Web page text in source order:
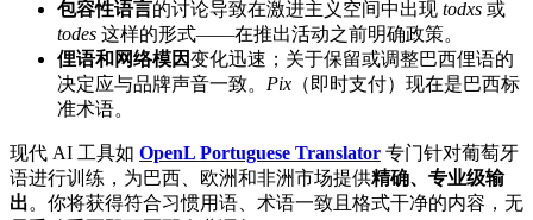
包容性语言的讨论导致在激进主义空间中出现 todxs 或
todes 这样的形式——在推出活动之前明确政策。
俚语和网络模因变化迅速；关于保留或调整巴西俚语的
决定应与品牌声音一致。 Pix （即时支付）现在是巴西标
准术语。
现代 AI 工具如 OpenL Portuguese Translator 专门针对葡萄牙
语进行训练，为巴西、欧洲和非洲市场提供精确、专业级输
出。你将获得符合习惯用语、术语一致且格式干净的内容，无